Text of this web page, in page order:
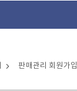
판매관리 회원가입